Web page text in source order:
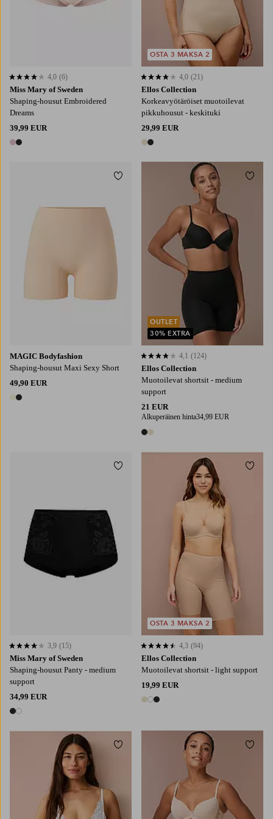
Miss Mary of Sweden
Shaping-housut Embroidered
Dreams
39,99 EUR
2 värejä
4,0 perustuen 6 arvosanaan
4,0 (6)
Ellos Collection
Korkeavyötäröiset muotoilevat
pikkuhousut - keskituki
29,99 EUR
2 värejä
4,0 perustuen 21 arvosanaan
4,0 (21)
OSTA 3 MAKSA 2
MAGIC Bodyfashion
Shaping-housut Maxi Sexy Short
49,90 EUR
2 värejä
Lisää suosikkeihin
Ellos Collection
Muotoilevat shortsit - medium
support
21 EUR
Alkuperäinen hinta34,99 EUR
2 värejä
4,1 perustuen 124 arvosanaan
4,1 (124)
OUTLET
30% EXTRA
Miss Mary of Sweden
Shaping-housut Panty - medium
support
34,99 EUR
2 värejä
3,9 perustuen 15 arvosanaan
3,9 (15)
Lisää suosikkeihin
Ellos Collection
Muotoilevat shortsit - light support
19,99 EUR
3 värejä
4,3 perustuen 94 arvosanaan
4,3 (94)
OSTA 3 MAKSA 2
46/4850/5254/56
Lisää suosikkeihin
46/48 50/5254/56